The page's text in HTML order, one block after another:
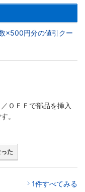
×500円分の値引クー
ＯＦＦで部品を挿入
。
た
1件すべてみる